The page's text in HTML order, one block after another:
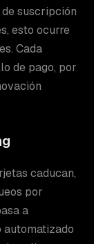
suscripción
esto ocurre
Cada
de pago, por
caducan,
por
a
automatizado